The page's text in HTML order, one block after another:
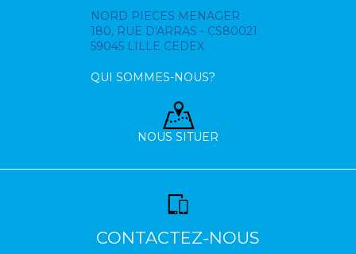
NORD PIECES MENAGER
180, RUE D'ARRAS - CS80021
59045 LILLE CEDEX
QUI SOMMES-NOUS?
NOUS SITUER
CONTACTEZ-NOUS